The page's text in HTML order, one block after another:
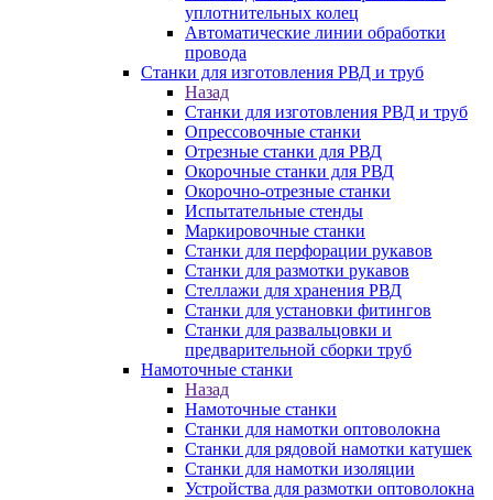
уплотнительных колец
Автоматические линии обработки
провода
Станки для изготовления РВД и труб
Назад
Станки для изготовления РВД и труб
Опрессовочные станки
Отрезные станки для РВД
Окорочные станки для РВД
Окорочно-отрезные станки
Испытательные стенды
Маркировочные станки
Станки для перфорации рукавов
Станки для размотки рукавов
Стеллажи для хранения РВД
Станки для установки фитингов
Станки для развальцовки и
предварительной сборки труб
Намоточные станки
Назад
Намоточные станки
Станки для намотки оптоволокна
Станки для рядовой намотки катушек
Станки для намотки изоляции
Устройства для размотки оптоволокна